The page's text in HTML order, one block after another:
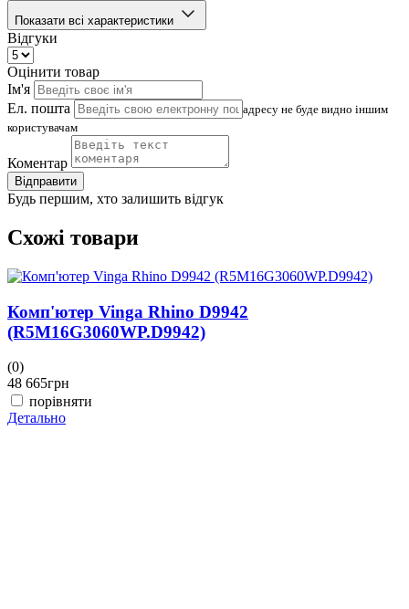
Показати всі характеристики
Відгуки
Оцінити товар
Ім'я
Ел. пошта
адресу не буде видно іншим
користувачам
Коментар
Відправити
Будь першим, хто залишить відгук
Схожі товари
Комп'ютер Vinga Rhino D9942
(R5M16G3060WP.D9942)
(0)
48 665грн
порівняти
Детально